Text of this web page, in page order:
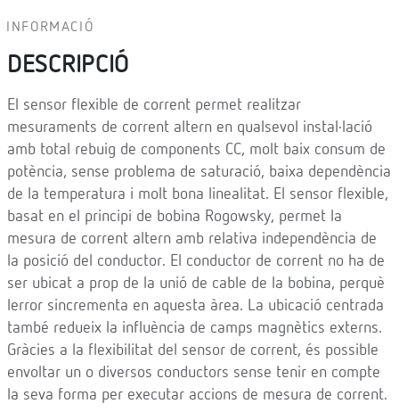
INFORMACIÓ
DESCRIPCIÓ
El sensor flexible de corrent permet realitzar
mesuraments de corrent altern en qualsevol instal·lació
amb total rebuig de components CC, molt baix consum de
potència, sense problema de saturació, baixa dependència
de la temperatura i molt bona linealitat. El sensor flexible,
basat en el principi de bobina Rogowsky, permet la
mesura de corrent altern amb relativa independència de
la posició del conductor. El conductor de corrent no ha de
ser ubicat a prop de la unió de cable de la bobina, perquè
lerror sincrementa en aquesta àrea. La ubicació centrada
també redueix la influència de camps magnètics externs.
Gràcies a la flexibilitat del sensor de corrent, és possible
envoltar un o diversos conductors sense tenir en compte
la seva forma per executar accions de mesura de corrent.